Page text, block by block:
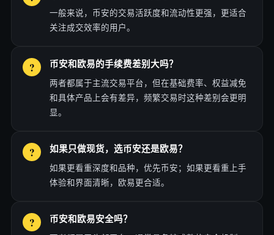
一般来说，币安的交易活跃度和流动性更强，更适合
关注成交效率的用户。
币安和欧易的手续费差别大吗？
两者都属于主流交易平台，但在基础费率、权益减免
和具体产品上会有差异，频繁交易时这种差别会更明
显。
如果只做现货，选币安还是欧易？
如果更看重深度和品种，优先币安；如果更看重上手
体验和界面清晰，欧易更合适。
币安和欧易安全吗？